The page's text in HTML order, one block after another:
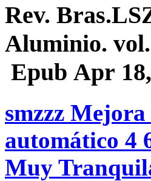
Rev.
Aluminio.
Epub Apr
smzzz
automático 4
Muy